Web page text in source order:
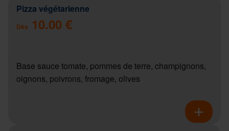
Pizza végétarienne
Dès 10.00 €
Base sauce tomate, pommes de terre, champignons,
oignons, poivrons, fromage, olives